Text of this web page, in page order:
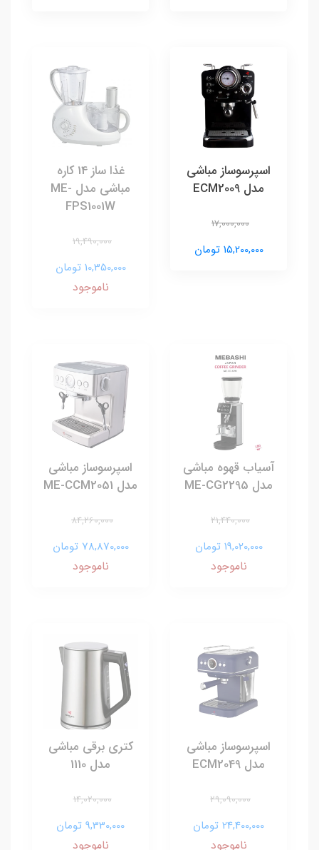
اسپرسوساز مباشی
مدل ECM2009
17,000,000
15,200,000 تومان
غذا ساز 14 کاره
مباشی مدل ME-
FPS1001W
19,490,000
10,350,000 تومان
ناموجود
آسیاب قهوه مباشی
مدل ME-CG2295
21,440,000
19,020,000 تومان
ناموجود
اسپرسوساز مباشی
مدل ME-CCM2051
84,260,000
78,870,000 تومان
ناموجود
اسپرسوساز مباشی
مدل ECM2049
29,090,000
24,400,000 تومان
ناموجود
کتری برقی مباشی
مدل 1110
14,020,000
9,330,000 تومان
ناموجود